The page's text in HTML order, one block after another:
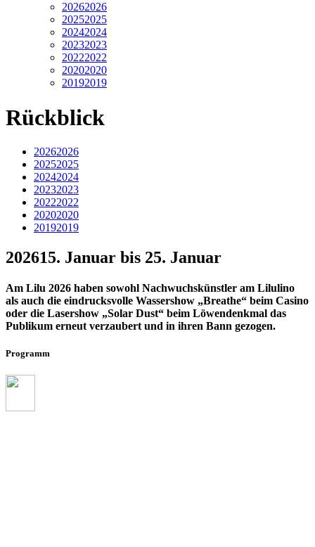
20262026
20252025
20242024
20232023
20222022
20202020
20192019
Rückblick
20262026
20252025
20242024
20232023
20222022
20202020
20192019
202615. Januar bis 25. Januar
Am Lilu 2026 haben sowohl Nachwuchskünstler am Lilulino
als auch die eindrucksvolle Wassershow „Breathe“ beim Casino
oder die Lasershow „Solar Dust“ beim Löwendenkmal das
Publikum erneut verzaubert und in ihren Bann gezogen.
Programm